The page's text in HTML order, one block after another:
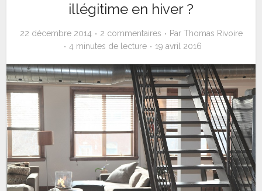
illégitime en hiver ?
22 décembre 2014 2 commentaires Par Thomas Rivoire
4 minutes de lecture
19 avril 2016